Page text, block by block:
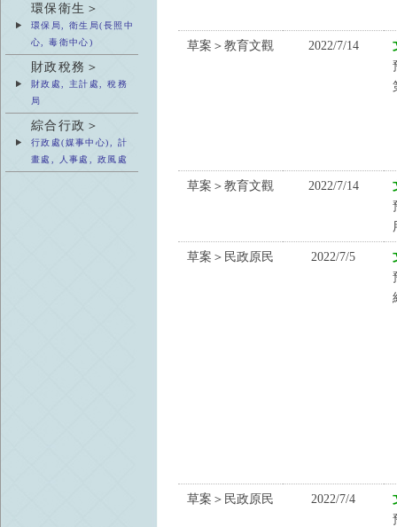
環保衛生＞
環保局, 衛生局(長照中
心, 毒衛中心)
財政稅務＞
財政處, 主計處, 稅務
局
綜合行政＞
行政處(媒事中心), 計
畫處, 人事處, 政風處
草案＞教育文觀 2022/7/14
草案＞教育文觀 2022/7/14
草案＞民政原民 2022/7/5
草案＞民政原民 2022/7/4